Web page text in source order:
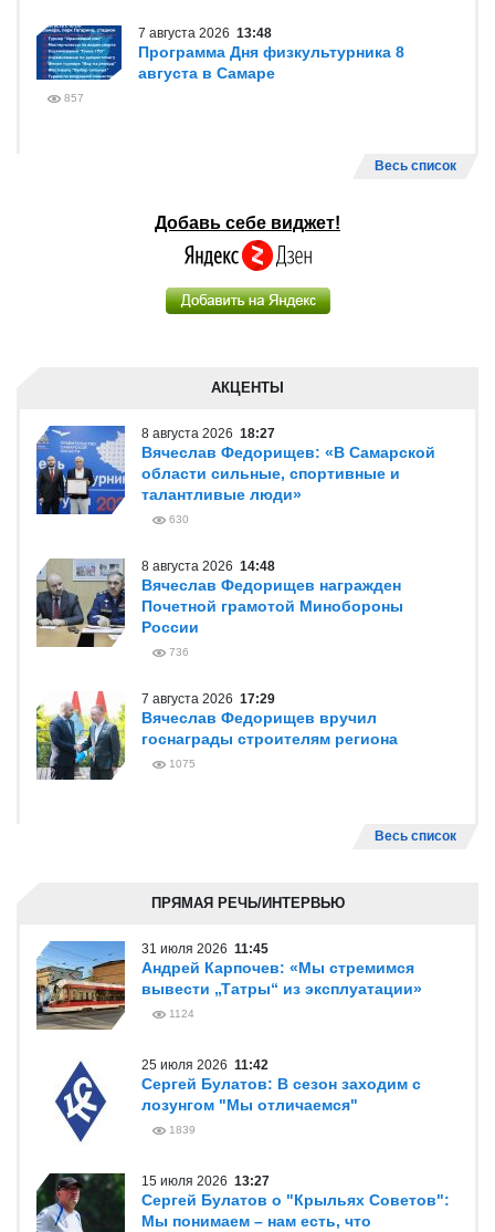
7 августа 2026 13:48
Программа Дня физкультурника 8
августа в Самаре
857
Весь список
Добавь себе виджет!
АКЦЕНТЫ
8 августа 2026 18:27
Вячеслав Федорищев: «В Самарской
области сильные, спортивные и
талантливые люди»
630
8 августа 2026 14:48
Вячеслав Федорищев награжден
Почетной грамотой Минобороны
России
736
7 августа 2026 17:29
Вячеслав Федорищев вручил
госнаграды строителям региона
1075
Весь список
ПРЯМАЯ РЕЧЬ/ИНТЕРВЬЮ
31 июля 2026 11:45
Андрей Карпочев: «Мы стремимся
вывести „Татры“ из эксплуатации»
1124
25 июля 2026 11:42
Сергей Булатов: В сезон заходим с
лозунгом "Мы отличаемся"
1839
15 июля 2026 13:27
Сергей Булатов о "Крыльях Советов":
Мы понимаем – нам есть, что